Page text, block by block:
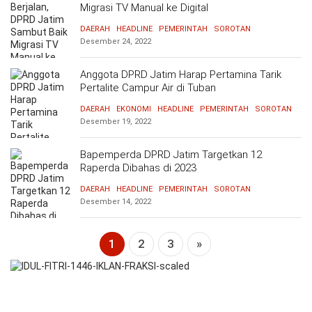
OPINI
HIBURAN
BERITABARU.CO
KABARBARU.CO
SERIKATNEWS.COM
PEWARTANUSANTARA.COM
LANGGAR.CO
JOBNAS.COM
SURAU.CO
REDAKSI
TENTANG
KAMI
KERJASAMA
PEDOMAN
MEDIA
CYBER
Migrasi TV Manual ke Digital
DAERAH HEADLINE PEMERINTAH
SOROTAN
Desember 24, 2022
Anggota DPRD Jatim Harap Pertamina Tarik
Pertalite Campur Air di Tuban
DAERAH EKONOMI HEADLINE PEMERINTAH
SOROTAN
Desember 19, 2022
Bapemperda DPRD Jatim Targetkan 12
Raperda Dibahas di 2023
DAERAH HEADLINE PEMERINTAH
SOROTAN
Desember 14, 2022
1 2 3 »